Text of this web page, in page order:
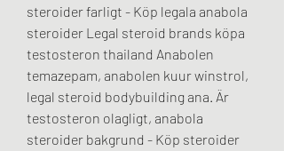
steroider farligt - Köp legala anabola
steroider Legal steroid brands köpa
testosteron thailand Anabolen
temazepam, anabolen kuur winstrol,
legal steroid bodybuilding ana. Är
testosteron olagligt, anabola
steroider bakgrund - Köp steroider